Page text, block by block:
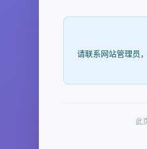
请联系网站管理员
此